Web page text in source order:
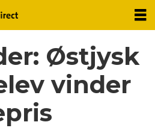
Østjysk
vinder